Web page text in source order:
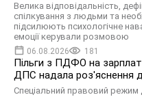
Велика відповідальність,
спілкування з людьми та
підсилюють психологічне
емоції керували розмовою
06.08.2026 181
Пільги з ПДФО на
ДПС надала роз'яснення
Спеціальний правовий режим